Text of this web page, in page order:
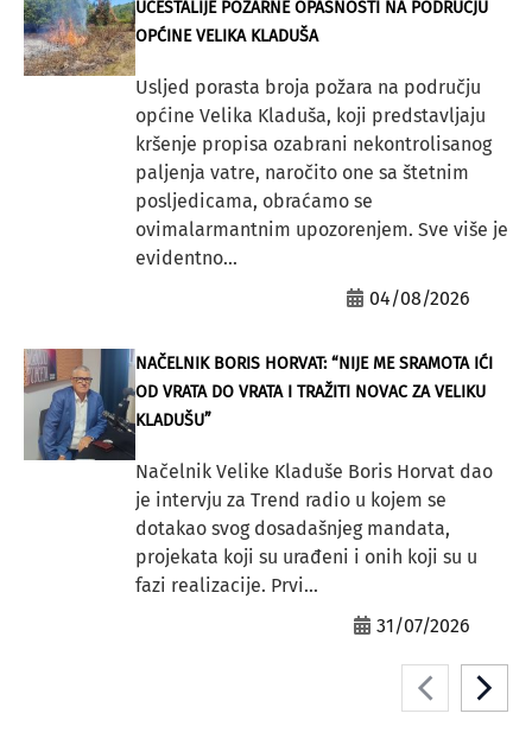
UČESTALIJE POŽARNE OPASNOSTI NA PODRUČJU
OPĆINE VELIKA KLADUŠA
Usljed porasta broja požara na području
općine Velika Kladuša, koji predstavljaju
kršenje propisa ozabrani nekontrolisanog
paljenja vatre, naročito one sa štetnim
posljedicama, obraćamo se
ovimalarmantnim upozorenjem. Sve više je
evidentno...
04/08/2026
NAČELNIK BORIS HORVAT: “NIJE ME SRAMOTA IĆI
OD VRATA DO VRATA I TRAŽITI NOVAC ZA VELIKU
KLADUŠU”
Načelnik Velike Kladuše Boris Horvat dao
je intervju za Trend radio u kojem se
dotakao svog dosadašnjeg mandata,
projekata koji su urađeni i onih koji su u
fazi realizacije. Prvi...
31/07/2026